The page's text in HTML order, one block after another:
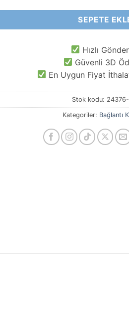
SEPETE
Hızlı
Güvenli 3D
En Uygun Fiyat
Stok kodu:
Kategoriler: Bağlantı